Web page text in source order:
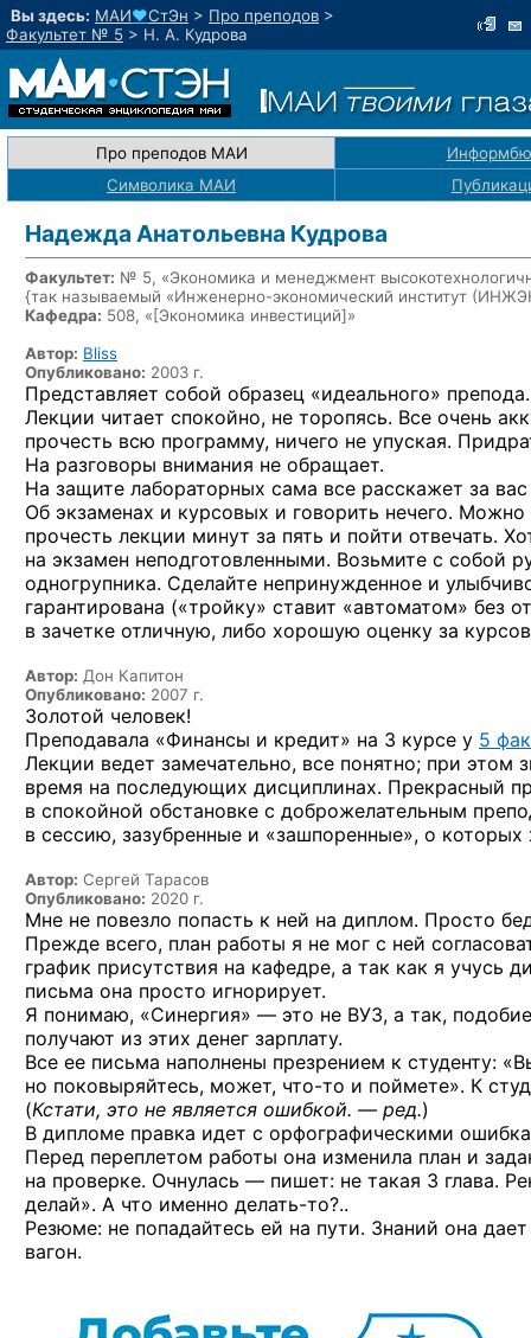
Вы здесь: МАИ♥СтЭн > Про преподов >
Факультет № 5 > Н. А. Кудрова
Про преподов МАИ
Символика МАИ
Надежда Анатольевна Кудрова
Факультет: № 5, «Экономика и менеджмент
{так называемый «Инженерно-экономический институт
Кафедра: 508, «[Экономика инвестиций]»
Автор: Bliss
Опубликовано: 2003 г.
Представляет собой образец «идеального» препода.
Лекции читает спокойно, не торопясь. Все очень
прочесть всю программу, ничего не упуская.
На разговоры внимания не обращает.
На защите лабораторных сама все расскажет за
Об экзаменах и курсовых и говорить нечего.
прочесть лекции минут за пять и пойти отвечать.
на экзамен неподготовленными. Возьмите с собой
одногрупника. Сделайте непринужденное и
гарантирована («тройку» ставит «автоматом» без
в зачетке отличную, либо хорошую оценку за
Автор: Дон Капитон
Опубликовано: 2007 г.
Золотой человек!
Преподавала «Финансы и кредит» на 3 курсе у 5
Лекции ведет замечательно, все понятно; при этом
время на последующих дисциплинах. Прекрасный
в спокойной обстановке с доброжелательным
в сессию, зазубренные и «зашпоренные», о
Автор: Сергей Тарасов
Опубликовано: 2020 г.
Мне не повезло попасть к ней на диплом. Просто
Прежде всего, план работы я не мог с ней
график присутствия на кафедре, а так как я учусь
письма она просто игнорирует.
Я понимаю, «Синергия» — это не ВУЗ, а так,
получают из этих денег зарплату.
Все ее письма наполнены презрением к студенту:
но поковыряйтесь, может, что-то и поймете». К
(Кстати, это не является ошибкой. — ред.)
В дипломе правка идет с орфографическими
Перед переплетом работы она изменила план и
на проверке. Очнулась — пишет: не такая 3 глава.
делай». А что именно делать-то?..
Резюме: не попадайтесь ей на пути. Знаний она
вагон.